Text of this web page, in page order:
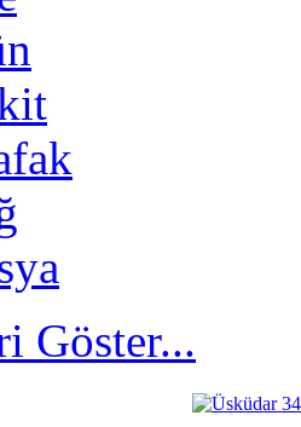
Göster...